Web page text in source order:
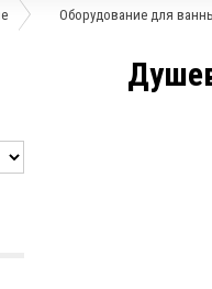
Оборудование для